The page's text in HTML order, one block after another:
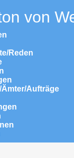
von
Reden
Ämter/Aufträge